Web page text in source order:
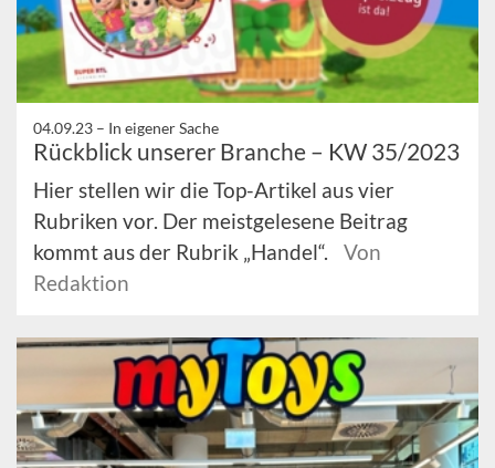
04.09.23 – In eigener Sache
Rückblick unserer Branche – KW 35/2023
Hier stellen wir die Top-Artikel aus vier
Rubriken vor. Der meistgelesene Beitrag
kommt aus der Rubrik „Handel“.
Von
Redaktion